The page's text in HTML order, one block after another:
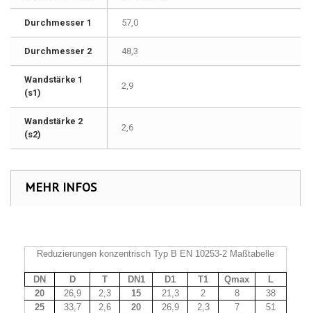
Durchmesser 1 57,0
Durchmesser 2 48,3
Wandstärke 1
(s1)
2,9
Wandstärke 2
(s2)
2,6
MEHR INFOS
Reduzierungen konzentrisch Typ B EN 10253-2 Maßtabelle
DN D T DN1 D1 T1 Qmax
L
20
26,9 2,3 15 21,3 2 8
38
25
33,7 2,6 20 26,9 2,3 7
51